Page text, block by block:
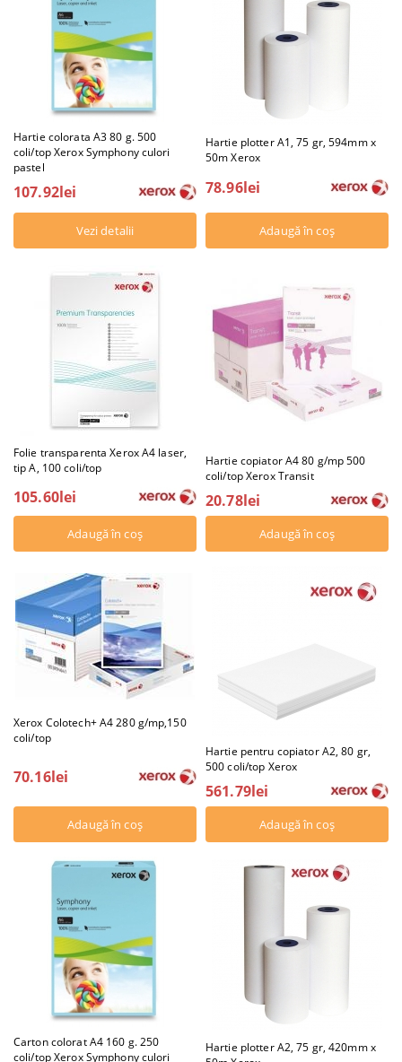
Hartie colorata A3 80 g. 500
coli/top Xerox Symphony culori
pastel
107.92lei
Vezi detalii
Hartie plotter A1, 75 gr, 594mm x
50m Xerox
78.96lei
Folie transparenta Xerox A4 laser,
tip A, 100 coli/top
105.60lei
Hartie copiator A4 80 g/mp 500
coli/top Xerox Transit
20.78lei
Xerox Colotech+ A4 280 g/mp,150
coli/top
70.16lei
Hartie pentru copiator A2, 80 gr,
500 coli/top Xerox
561.79lei
Carton colorat A4 160 g. 250
coli/top Xerox Symphony culori
Hartie plotter A2, 75 gr, 420mm x